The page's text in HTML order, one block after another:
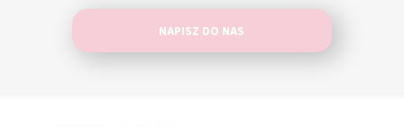
NAPISZ DO NAS